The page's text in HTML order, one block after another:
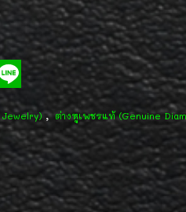
Jewelry) , ต่างหูเพชรแท้ (Genuine